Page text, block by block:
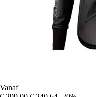
Vanaf